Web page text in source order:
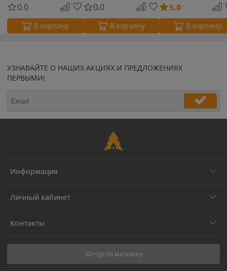
0.0
В корзину
0.0
В корзину
5.0
В корзину
УЗНАВАЙТЕ О НАШИХ АКЦИЯХ И ПРЕДЛОЖЕНИЯХ
ПЕРВЫМИ!
Информация
Личный кабинет
Контакты
3D-тур по магазину